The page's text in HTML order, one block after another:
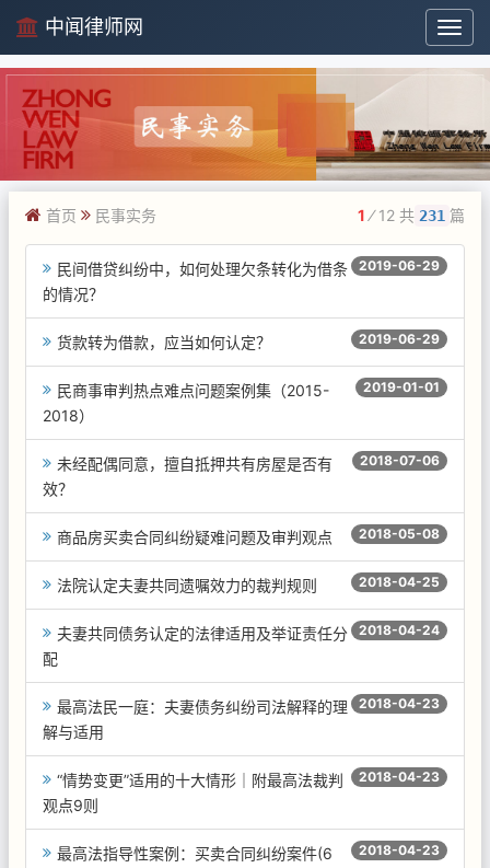
中
闻
网
中闻律师网
首页 民事实务 1 ⁄ 12 共 231 篇
2019-06-29
民间借贷纠纷中，如何处理欠条转化为借条
的情况？
2019-06-29
货款转为借款，应当如何认定？
2019-01-01
民商事审判热点难点问题案例集（2015-
2018）
2018-07-06
未经配偶同意，擅自抵押共有房屋是否有
效？
2018-05-08
商品房买卖合同纠纷疑难问题及审判观点
2018-04-25
法院认定夫妻共同遗嘱效力的裁判规则
2018-04-24
夫妻共同债务认定的法律适用及举证责任分
配
2018-04-23
最高法民一庭：夫妻债务纠纷司法解释的理
解与适用
2018-04-23
“情势变更”适用的十大情形｜附最高法裁判
观点9则
2018-04-23
最高法指导性案例：买卖合同纠纷案件(6